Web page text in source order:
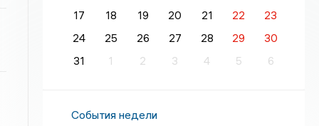
17
18 19 20 21 22
23
24
25 26 27 28 29
30
31
1 2 3 4 5 6
События недели